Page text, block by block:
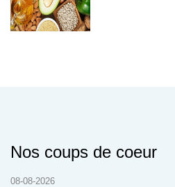
Nos coups de coeur
08-08-2026